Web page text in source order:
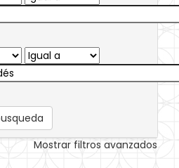
Mostrar filtros avanzados